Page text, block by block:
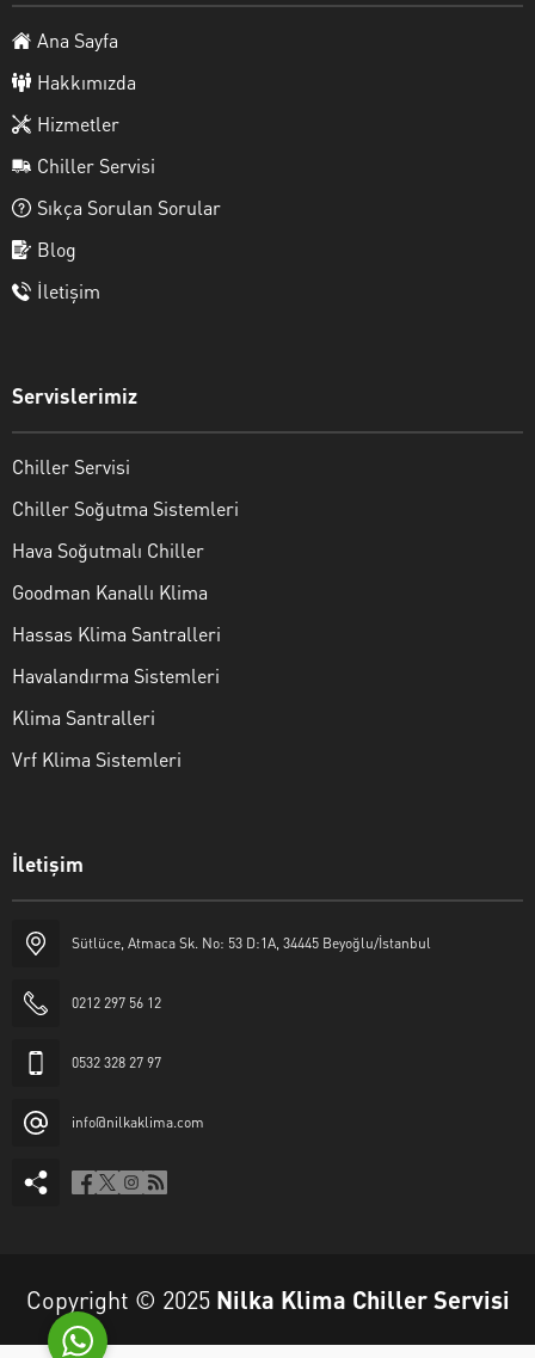
Ana Sayfa
Hakkımızda
Hizmetler
Chiller Servisi
Sıkça Sorulan Sorular
Blog
İletişim
Servislerimiz
Chiller Servisi
Chiller Soğutma Sistemleri
Hava Soğutmalı Chiller
Goodman Kanallı Klima
Hassas Klima Santralleri
Havalandırma Sistemleri
Klima Santralleri
Vrf Klima Sistemleri
İletişim
Sütlüce, Atmaca Sk. No: 53 D:1A, 34445 Beyoğlu/İstanbul
0212 297 56 12
0532 328 27 97
info@nilkaklima.com
Copyright © 2025 Nilka Klima Chiller Servisi